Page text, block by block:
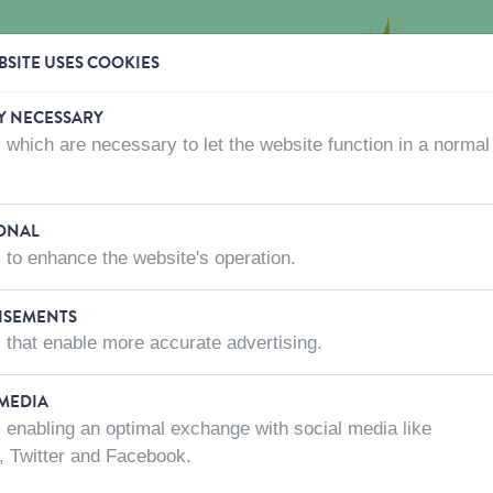
OÙ ACHETER QUI SOMMES-NOUS? CONTACTEZ-
ESVE
CAROTTE
USES COOKIES
NECESSARY
which are necessary to let the website function in a normal
to enhance the website's operation.
that enable more accurate advertising.
enabling an optimal exchange with social media like
Twitter and Facebook.